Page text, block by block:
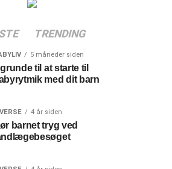
TRENDING
5 måneder siden
til at starte til
med dit barn
4 år siden
barnet tryg ved